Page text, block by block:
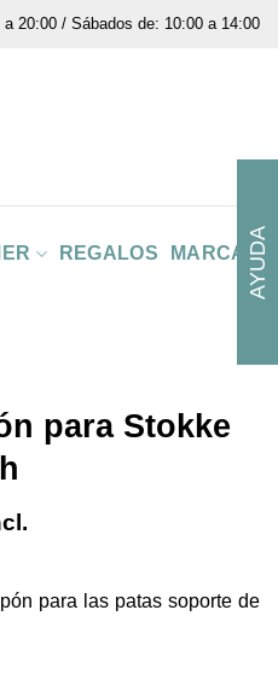
20:00 / Sábados de: 10:00 a 14:00
REGALOS MARCAS
para Stokke
para las patas soporte de
AYUDA